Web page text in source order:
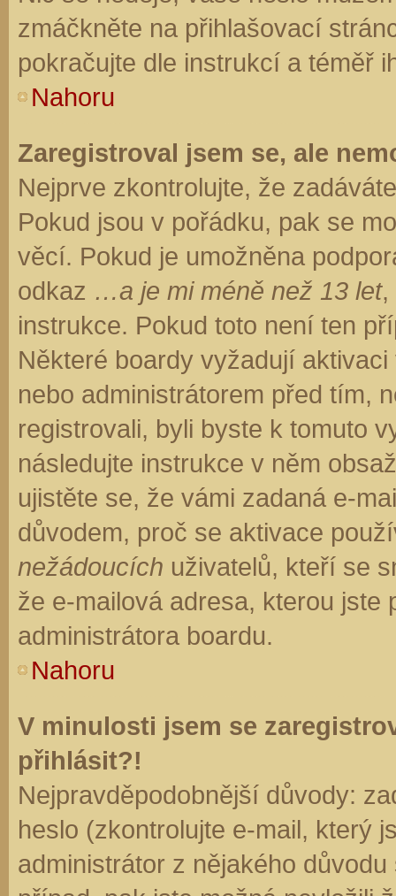
zmáčkněte na přihlašovací
pokračujte dle instrukcí a téměř
Nahoru
Zaregistroval jsem se, ale
Nejprve zkontrolujte, že
Pokud jsou v pořádku, pak se
věcí. Pokud je umožněna
odkaz …a je mi méně než 13 let,
instrukce. Pokud toto není ten
Některé boardy vyžadují
nebo administrátorem před tím,
registrovali, byli byste k tomuto
následujte instrukce v něm
ujistěte se, že vámi zadaná e-
důvodem, proč se aktivace
nežádoucích uživatelů, kteří se
že e-mailová adresa, kterou jste
administrátora boardu.
Nahoru
V minulosti jsem se
přihlásit?!
Nejpravděpodobnější důvody:
heslo (zkontrolujte e-mail, který
administrátor z nějakého